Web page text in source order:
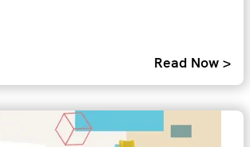
Read Now >